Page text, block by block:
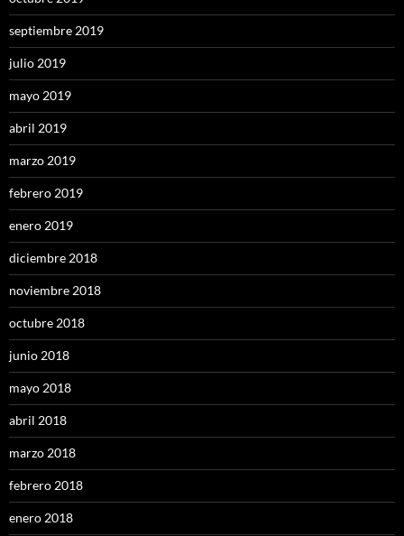
septiembre 2019
julio 2019
mayo 2019
abril 2019
marzo 2019
febrero 2019
enero 2019
diciembre 2018
noviembre 2018
octubre 2018
junio 2018
mayo 2018
abril 2018
marzo 2018
febrero 2018
enero 2018